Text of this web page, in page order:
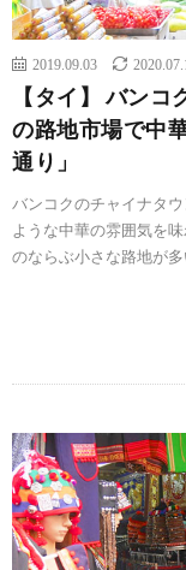
2019.09.03
【タイ】 バン
の路地市場で中
通り」
バンコクのチャイナタ
ような中華の雰囲気を
のならぶ小さな路地が